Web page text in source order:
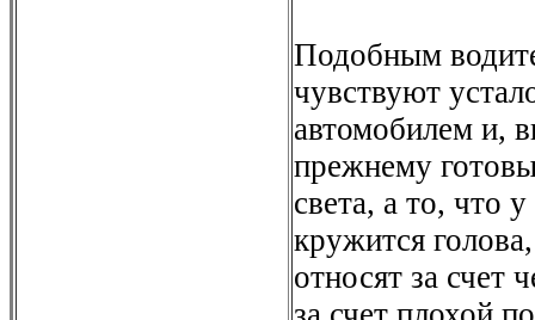
Подобным
чувствуют
автомобилем и,
прежнему
света, а то, что
кружится
относят за счет